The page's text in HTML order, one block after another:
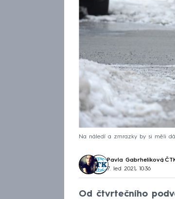
Na náledí a zmrazky by si měli
Pavla Gabrhelíková,
7. led 2021, 10:36
Od čtvrtečního